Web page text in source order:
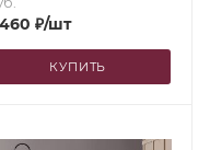
₽/шт
КУПИТЬ